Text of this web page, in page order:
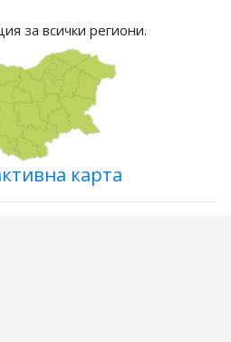
за всички региони.
карта